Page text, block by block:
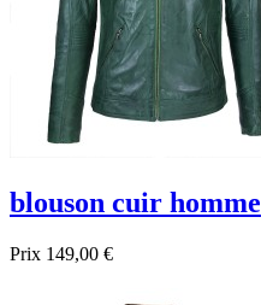
blouson cuir homme
Prix 149,00 €